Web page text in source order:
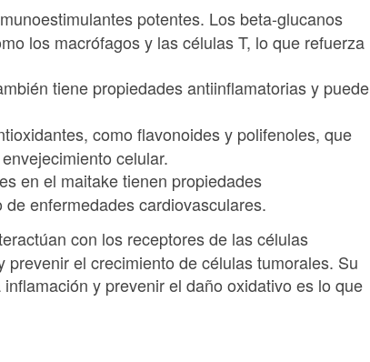
potentes. Los beta-glucanos
los macrófagos y las células T, lo que refuerza
tiene propiedades antiinflamatorias y puede
como flavonoides y polifenoles, que
celular.
en el maitake tienen propiedades
enfermedades cardiovasculares.
con los receptores de las células
el crecimiento de células tumorales. Su
y prevenir el daño oxidativo es lo que